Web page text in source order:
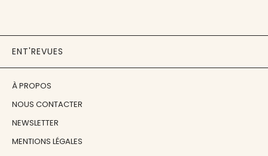
ENT'REVUES
À PROPOS
NOUS CONTACTER
NEWSLETTER
MENTIONS LÉGALES